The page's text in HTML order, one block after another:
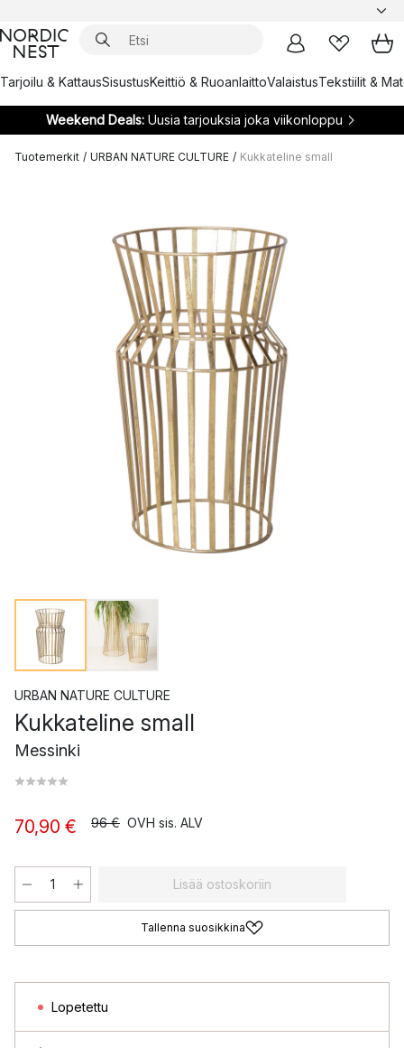
Tarjoilu & KattausSisustusKeittiö & RuoanlaittoValaistusTekstiilit &
Weekend Deals:Uusia tarjouksia joka viikonloppu
Tuotemerkit / URBAN NATURE CULTURE / Kukkateline small
URBAN NATURE CULTURE
Kukkateline small
Messinki
70,90 € 96 € OVH sis. ALV
Lisää ostoskoriin
Tallenna suosikkina
Lopetettu